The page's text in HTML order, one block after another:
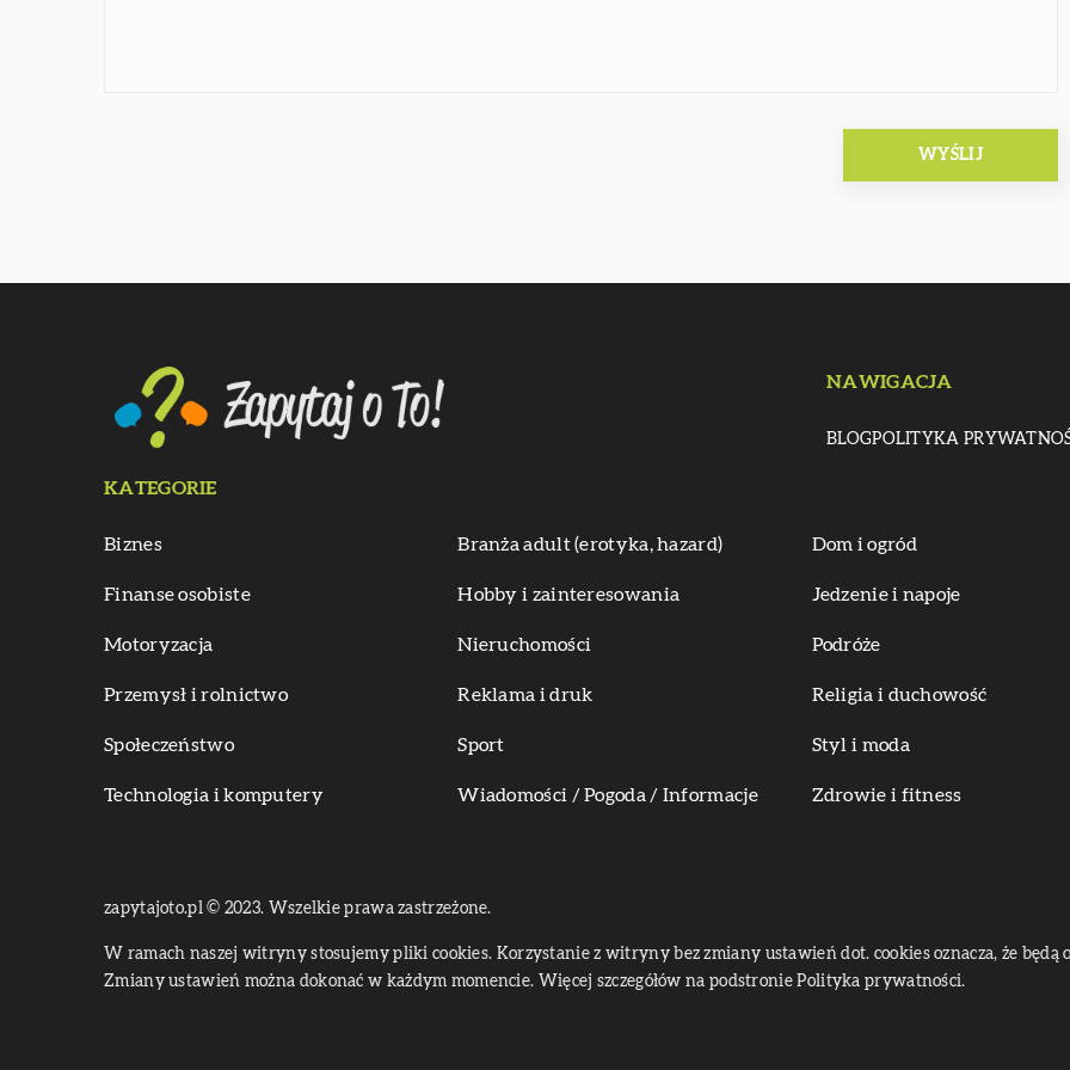
NAWIGACJA
BLOGPOLITYKA
KATEGORIE
Biznes Branża adult (erotyka, hazard) Dom i ogród
Finanse osobiste Hobby i zainteresowania Jedzenie i napoje
Motoryzacja Nieruchomości Podróże
Przemysł i rolnictwo Reklama i druk Religia i duchowość
Społeczeństwo Sport Styl i moda
Technologia i komputery Wiadomości / Pogoda / Informacje Zdrowie i fitness
zapytajoto.pl © 2023. Wszelkie prawa zastrzeżone.
W ramach naszej witryny stosujemy pliki cookies. Korzystanie z witryny bez zmiany ustawień dot. cookies oznacza, że będą
Zmiany ustawień można dokonać w każdym momencie. Więcej szczegółów na podstroniePolityka prywatności.